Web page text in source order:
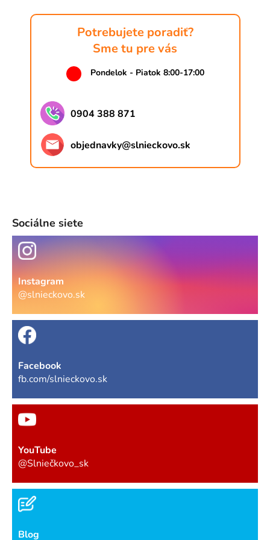
Potrebujete poradiť?
Sme tu pre vás
Pondelok - Piatok 8:00-17:00
0904 388 871
objednavky@slnieckovo.sk
Sociálne siete
Instagram
@slnieckovo.sk
Facebook
fb.com/slnieckovo.sk
YouTube
@Slniečkovo_sk
Blog